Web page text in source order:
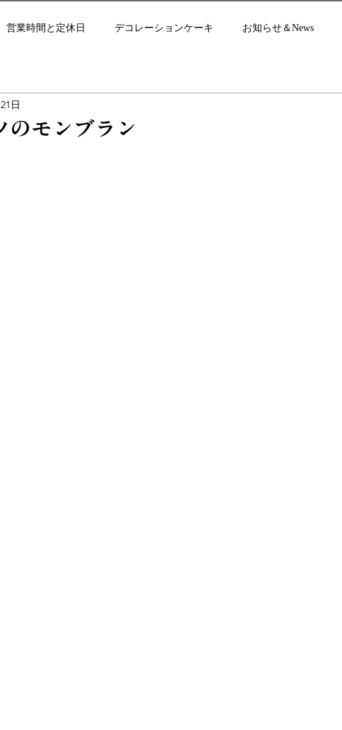
営業時間と定休日 デコレーションケーキ お知らせ＆News
のモンブラン
日